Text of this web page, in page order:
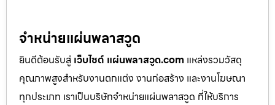
จำหน่ายแผ่นพลาสวูด
ยินดีต้อนรับสู่ เว็บไซต์ แผ่นพลาสวูด.com แหล่งรวมวัสดุ
คุณภาพสูงสำหรับงานตกแต่ง งานก่อสร้าง และงานโฆษณา
ทุกประเภท เราเป็นบริษัทจำหน่ายแผ่นพลาสวูด ที่ให้บริการ